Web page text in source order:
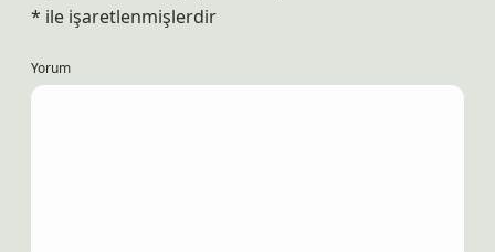
* ile işaretlenmişlerdir
Yorum